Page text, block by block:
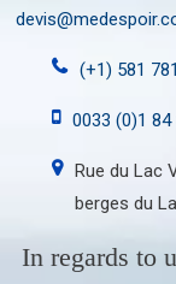
(+1) 581
0033 (0)1 84
Rue du Lac
berges du
In regards to